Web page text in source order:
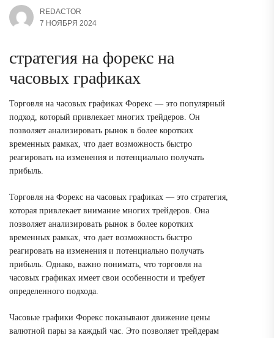
REDACTOR
7 НОЯБРЯ 2024
стратегия на форекс на
часовых графиках
Торговля на часовых графиках Форекс — это популярный
подход, который привлекает многих трейдеров. Он
позволяет анализировать рынок в более коротких
временных рамках, что дает возможность быстро
реагировать на изменения и потенциально получать
прибыль.
Торговля на Форекс на часовых графиках — это стратегия,
которая привлекает внимание многих трейдеров. Она
позволяет анализировать рынок в более коротких
временных рамках, что дает возможность быстро
реагировать на изменения и потенциально получать
прибыль. Однако, важно понимать, что торговля на
часовых графиках имеет свои особенности и требует
определенного подхода.
Часовые графики Форекс показывают движение цены
валютной пары за каждый час. Это позволяет трейдерам